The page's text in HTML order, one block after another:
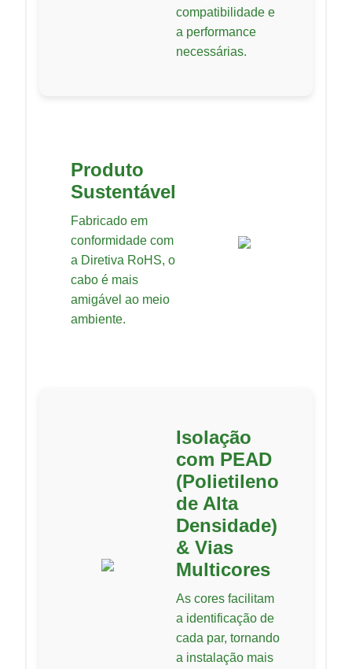
compatibilidade e
a performance
necessárias.
Produto
Sustentável
Fabricado em
conformidade com
a Diretiva RoHS, o
cabo é mais
amigável ao meio
ambiente.
Isolação
com PEAD
(Polietileno
de Alta
Densidade)
& Vias
Multicores
As cores facilitam
a identificação de
cada par, tornando
a instalação mais